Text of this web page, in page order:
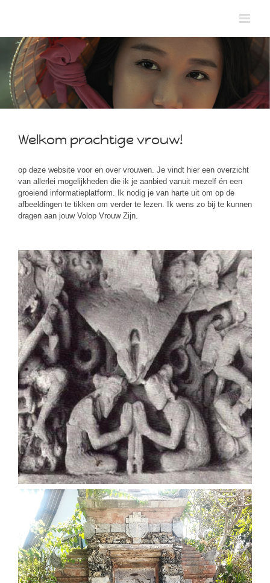
Welkom prachtige vrouw!
op deze website voor en over vrouwen. Je vindt hier een overzicht
van allerlei mogelijkheden die ik je aanbied vanuit mezelf én een
groeiend informatieplatform. Ik nodig je van harte uit om op de
afbeeldingen te tikken om verder te lezen. Ik wens zo bij te kunnen
dragen aan jouw Volop Vrouw Zijn.